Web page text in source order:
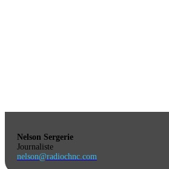
Nelson Sergerie
Journaliste
nelson@radiochnc.com